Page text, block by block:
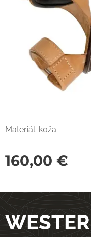
Materiál: koža
160,00 €